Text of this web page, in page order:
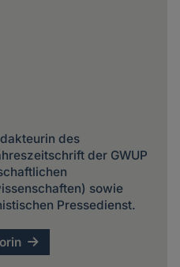
des
der GWUP
sowie
Pressedienst.